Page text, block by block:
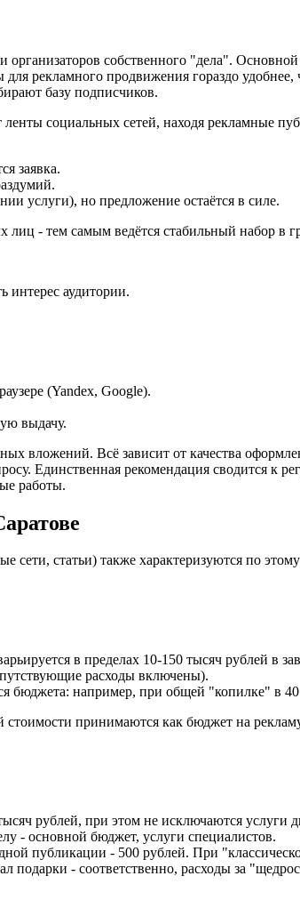
организаторов собственного "дела".
рекламного продвижения гораздо
базу подписчиков.
социальных сетей, находя рекламные
заявка.
услуги), но предложение остаётся в силе.
лиц - тем самым ведётся стабильный набор в
интерес аудитории.
(Yandex, Google).
выдачу.
вложений. Всё зависит от качества
Единственная рекомендация сводится к
работы.
статьи) также характеризуются по
в пределах 10-150 тысяч рублей в
расходы включены).
бюджета: например, при общей "копилке" в
стоимости принимаются как бюджет на
рублей, при этом не исключаются
- основной бюджет, услуги специалистов.
публикации - 500 рублей. При
подарки - соответственно, расходы за